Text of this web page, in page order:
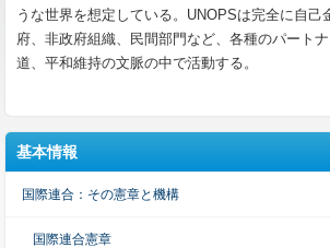
うな世界を想定している。UNOPSは完全に自己
府、非政府組織、民間部門など、各種のパート
道、平和維持の文脈の中で活動する。
基本情報
国際連合：その憲章と機構
国際連合憲章